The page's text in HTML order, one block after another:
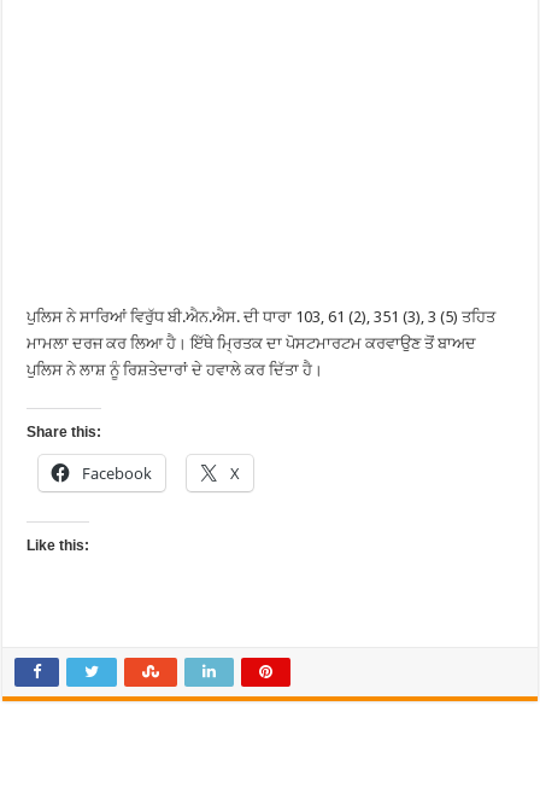
ਪੁਲਿਸ ਨੇ ਸਾਰਿਆਂ ਵਿਰੁੱਧ ਬੀ.ਐਨ.ਐਸ. ਦੀ ਧਾਰਾ 103, 61 (2), 351 (3), 3 (5) ਤਹਿਤ
ਮਾਮਲਾ ਦਰਜ ਕਰ ਲਿਆ ਹੈ। ਇੱਥੇ ਮ੍ਰਿਤਕ ਦਾ ਪੋਸਟਮਾਰਟਮ ਕਰਵਾਉਣ ਤੋਂ ਬਾਅਦ
ਪੁਲਿਸ ਨੇ ਲਾਸ਼ ਨੂੰ ਰਿਸ਼ਤੇਦਾਰਾਂ ਦੇ ਹਵਾਲੇ ਕਰ ਦਿੱਤਾ ਹੈ।
Share this:
Facebook X
Like this: